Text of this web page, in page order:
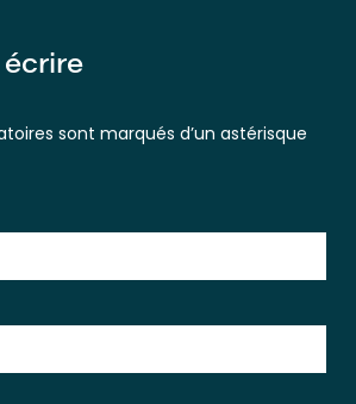
sont marqués d’un astérisque